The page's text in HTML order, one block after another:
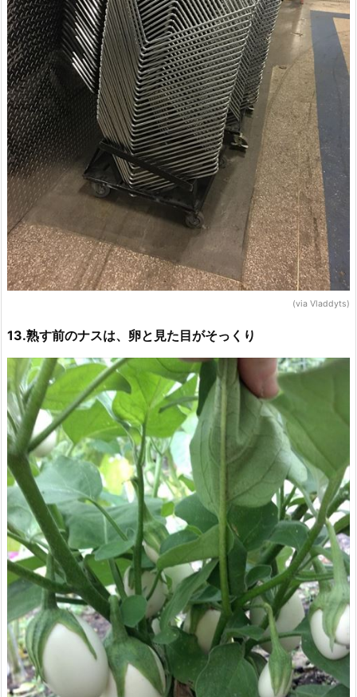
(via Vladdyts)
13.熟す前のナスは、卵と見た目がそっくり